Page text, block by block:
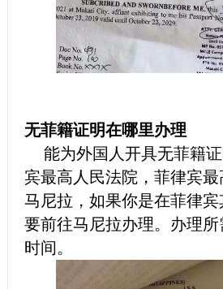
无菲籍证明在哪里办理
能为外国人开具无菲籍
宾最高人民法院，菲律宾
马尼拉，如果你是在菲律
要前往马尼拉办理。办理
时间。